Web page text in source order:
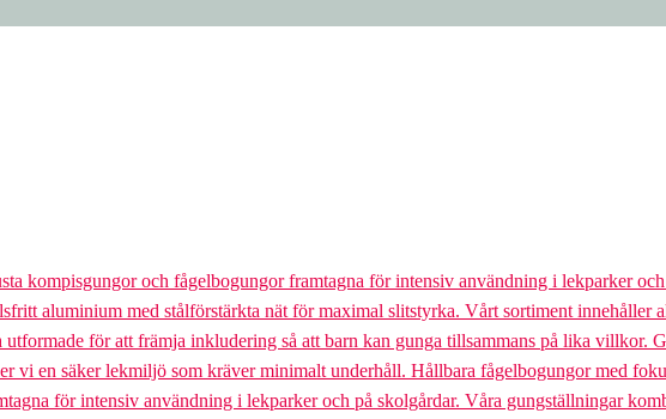
kompisgungor och fågelbogungor framtagna för intensiv användning i lekparker
aluminium med stålförstärkta nät för maximal slitstyrka. Vårt sortiment innehåller
för att främja inkludering så att barn kan gunga tillsammans på lika villkor.
vi en säker lekmiljö som kräver minimalt underhåll. Hållbara fågelbogungor med
för intensiv användning i lekparker och på skolgårdar. Våra gungställningar